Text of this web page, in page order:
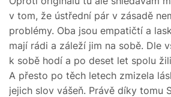
v tom, že ústřední pár v zásadě
problémy. Oba jsou empatičtí a
mají rádi a záleží jim na sobě. Dle
k sobě hodí a po deset let spolu
A přesto po těch letech zmizela
jejich slov vášeň. Právě díky tomu